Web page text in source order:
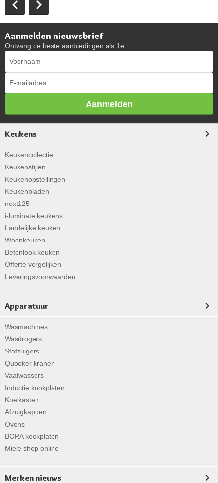
Aanmelden nieuwsbrief
Ontvang de beste aanbiedingen als 1e
Aanmelden
Keukens
Keukencollectie
Keukenstijlen
Keukenopstellingen
Keukenbladen
next125
i-luminate keukens
Landelijke keuken
Woonkeuken
Betonlook keuken
Offerte vergelijken
Leveringsvoorwaarden
Apparatuur
Wasmachines
Wasdrogers
Stofzuigers
Quooker kranen
Vaatwassers
Inductie kookplaten
Koelkasten
Afzuigkappen
Ovens
BORA kookplaten
Miele shop online
Merken nieuws